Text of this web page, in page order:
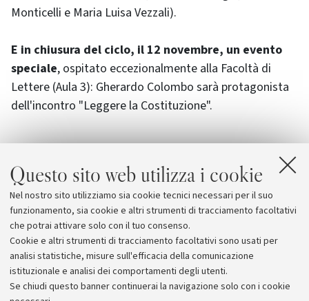
Questo sito web utilizza i cookie
Nel nostro sito utilizziamo sia cookie tecnici necessari per il suo
funzionamento, sia cookie e altri strumenti di tracciamento facoltativi
che potrai attivare solo con il tuo consenso.
Cookie e altri strumenti di tracciamento facoltativi sono usati per
analisi statistiche, misure sull'efficacia della comunicazione
istituzionale e analisi dei comportamenti degli utenti.
Se chiudi questo banner continuerai la navigazione solo con i cookie
Monticelli e Maria Luisa Vezzali).
E in chiusura del ciclo, il 12 novembre, un evento
speciale, ospitato eccezionalmente alla Facoltà di
Lettere (Aula 3): Gherardo Colombo sarà protagonista
dell'incontro "Leggere la Costituzione".
Allegati
Ex libris, incontri sulla lettura